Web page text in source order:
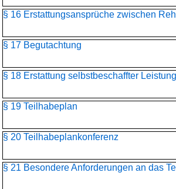
§ 16 Erstattungsansprüche zwischen
§ 17 Begutachtung
§ 18 Erstattung selbstbeschaffter
§ 19 Teilhabeplan
§ 20 Teilhabeplankonferenz
§ 21 Besondere Anforderungen an das